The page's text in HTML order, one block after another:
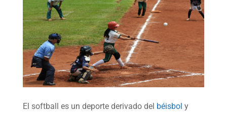
El softball es un deporte derivado del béisbol y